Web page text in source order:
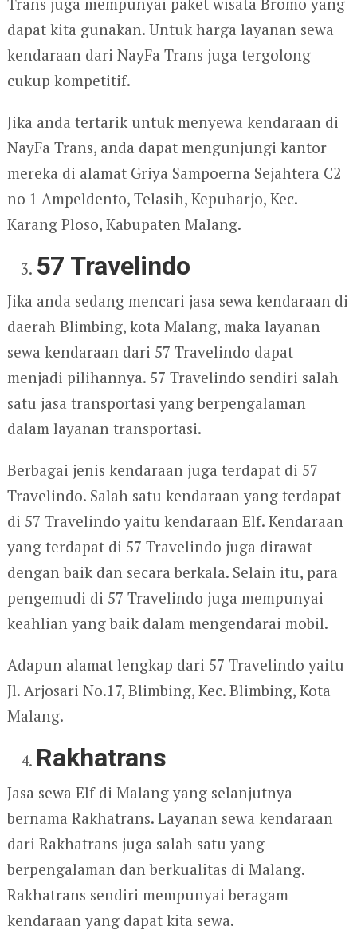
dapat kita gunakan. Untuk harga layanan sewa
kendaraan dari NayFa Trans juga tergolong
cukup kompetitif.
Jika anda tertarik untuk menyewa kendaraan di
NayFa Trans, anda dapat mengunjungi kantor
mereka di alamat Griya Sampoerna Sejahtera C2
no 1 Ampeldento, Telasih, Kepuharjo, Kec.
Karang Ploso, Kabupaten Malang.
57 Travelindo
Jika anda sedang mencari jasa sewa kendaraan di
daerah Blimbing, kota Malang, maka layanan
sewa kendaraan dari 57 Travelindo dapat
menjadi pilihannya. 57 Travelindo sendiri salah
satu jasa transportasi yang berpengalaman
dalam layanan transportasi.
Berbagai jenis kendaraan juga terdapat di 57
Travelindo. Salah satu kendaraan yang terdapat
di 57 Travelindo yaitu kendaraan Elf. Kendaraan
yang terdapat di 57 Travelindo juga dirawat
dengan baik dan secara berkala. Selain itu, para
pengemudi di 57 Travelindo juga mempunyai
keahlian yang baik dalam mengendarai mobil.
Adapun alamat lengkap dari 57 Travelindo yaitu
Jl. Arjosari No.17, Blimbing, Kec. Blimbing, Kota
Malang.
Rakhatrans
Jasa sewa Elf di Malang yang selanjutnya
bernama Rakhatrans. Layanan sewa kendaraan
dari Rakhatrans juga salah satu yang
berpengalaman dan berkualitas di Malang.
Rakhatrans sendiri mempunyai beragam
kendaraan yang dapat kita sewa.